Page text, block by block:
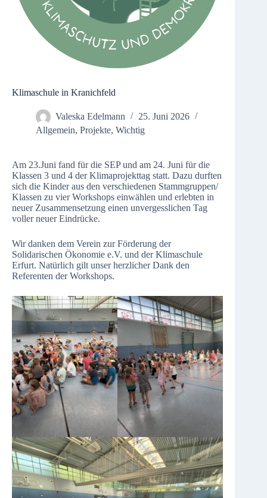
Klimaschule in Kranichfeld
Valeska Edelmann
25. Juni 2026
Allgemein, Projekte, Wichtig
Am 23.Juni fand für die SEP und am 24. Juni für die
Klassen 3 und 4 der Klimaprojekttag statt. Dazu durften
sich die Kinder aus den verschiedenen Stammgruppen/
Klassen zu vier Workshops einwählen und erlebten in
neuer Zusammensetzung einen unvergesslichen Tag
voller neuer Eindrücke.
Wir danken dem Verein zur Förderung der
Solidarischen Ökonomie e.V. und der Klimaschule
Erfurt. Natürlich gilt unser herzlicher Dank den
Referenten der Workshops.